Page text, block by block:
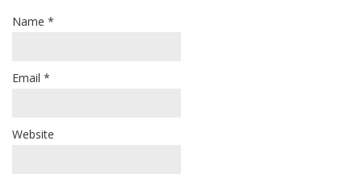
Name *
Email *
Website